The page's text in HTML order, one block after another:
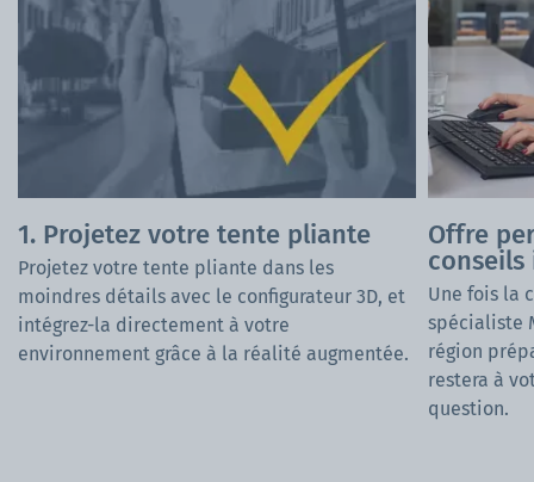
1. Projetez votre tente pliante
Projetez votre tente pliante dans les
moindres détails avec le configurateur 3D, et
intégrez-la directement à votre
environnement grâce à la réalité augmentée.
Offre
Une fois la
spécialiste
région
restera à
question.